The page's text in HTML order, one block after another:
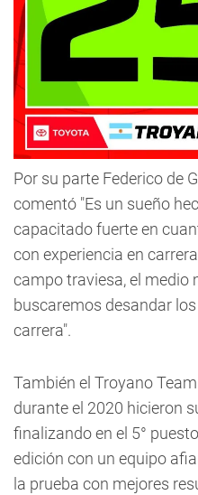
Por su parte Federico de
comentó "Es un sueño
capacitado fuerte en
con experiencia en
campo traviesa, el medio
buscaremos desandar
carrera".
También el Troyano
durante el 2020 hicieron
finalizando en el 5°
edición con un equipo
la prueba con mejores